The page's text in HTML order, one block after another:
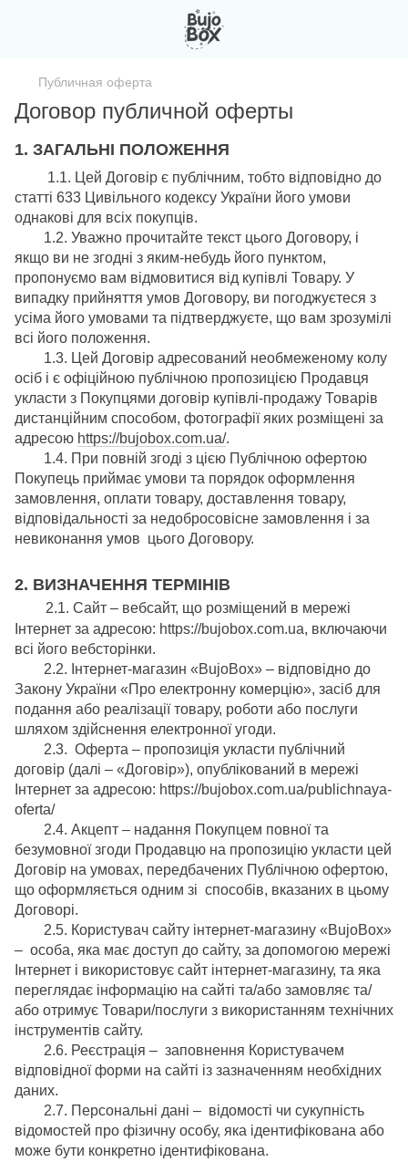
Публичная оферта
Договор публичной оферты
1. ЗАГАЛЬНІ ПОЛОЖЕННЯ
1.1. Цей Договір є публічним, тобто відповідно до
статті 633 Цивільного кодексу України його умови
однакові для всіх покупців.
1.2. Уважно прочитайте текст цього Договору, і
якщо ви не згодні з яким-небудь його пунктом,
пропонуємо вам відмовитися від купівлі Товару. У
випадку прийняття умов Договору, ви погоджуєтеся з
усіма його умовами та підтверджуєте, що вам зрозумілі
всі його положення.
1.3. Цей Договір адресований необмеженому колу
осіб і є офіційною публічною пропозицією Продавця
укласти з Покупцями договір купівлі-продажу Товарів
дистанційним способом, фотографії яких розміщені за
адресою https://bujobox.com.ua/.
1.4. При повній згоді з цією Публічною офертою
Покупець приймає умови та порядок оформлення
замовлення, оплати товару, доставлення товару,
відповідальності за недобросовісне замовлення і за
невиконання умов цього Договору.
2. ВИЗНАЧЕННЯ ТЕРМІНІВ
2.1. Сайт – вебсайт, що розміщений в мережі
Інтернет за адресою: https://bujobox.com.ua, включаючи
всі його вебсторінки.
2.2. Інтернет-магазин «BujoBox» – відповідно до
Закону України «Про електронну комерцію», засіб для
подання або реалізації товару, роботи або послуги
шляхом здійснення електронної угоди.
2.3. Оферта – пропозиція укласти публічний
договір (далі – «Договір»), опублікований в мережі
Інтернет за адресою: https://bujobox.com.ua/publichnaya-
oferta/
2.4. Акцепт – надання Покупцем повної та
безумовної згоди Продавцю на пропозицію укласти цей
Договір на умовах, передбачених Публічною офертою,
що оформляється одним зі способів, вказаних в цьому
Договорі.
2.5. Користувач сайту інтернет-магазину «BujoBox»
– особа, яка має доступ до сайту, за допомогою мережі
Інтернет і використовує сайт інтернет-магазину, та яка
переглядає інформацію на сайті та/або замовляє та/
або отримує Товари/послуги з використанням технічних
інструментів сайту.
2.6. Реєстрація – заповнення Користувачем
відповідної форми на сайті із зазначенням необхідних
даних.
2.7. Персональні дані – відомості чи сукупність
відомостей про фізичну особу, яка ідентифікована або
може бути конкретно ідентифікована.